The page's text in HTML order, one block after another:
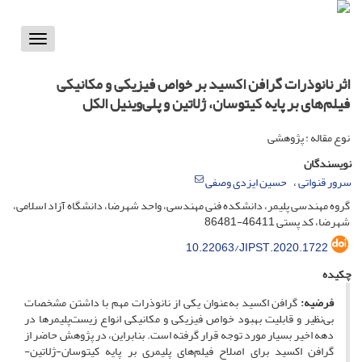
Toggle
اثر نانوذرات گرافن اکسید بر خواص فیزیکی و مکانیکی
فیلم‌های بر پایه کیتوسان، ژلاتین و پلی‌وینیل الکل
نوع مقاله : پژوهشی
نویسندگان
سرور قنواتی حسین ایزدی وصفی
گروه مهندسی پلیمر، دانشکده فنی مهندسی، واحد شهرضا، دانشگاه آزاد اسلامی،
شهرضا، کد پستی 46411-86481
10.22063/JIPST.2020.1722
چکیده
فرضیه:گرافن اکسید به‌عنوان یکی از نانوذرات مهم با داشتن مشخصات
بی‌نظیر و قابلیت بهبود خواص فیزیکی و مکانیکی انواع زیست‌پلیمرها در
دهه اخیر بسیار مورد توجه قرار گرفته است. بنابراین، در پژوهش حاضر از
گرافن اکسید برای اصلاح فیلم‌های پلیمری بر پایه کیتوسان-ژلاتین-